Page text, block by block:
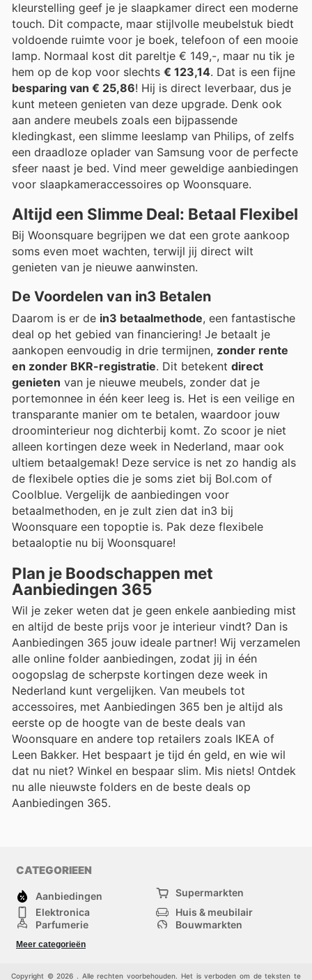
kleurstelling geef je je slaapkamer direct een moderne
touch. Dit compacte, maar stijlvolle meubelstuk biedt
voldoende ruimte voor je boek, telefoon of een mooie
lamp. Normaal kost dit pareltje € 149,-, maar nu tik je
hem op de kop voor slechts € 123,14. Dat is een fijne
besparing van € 25,86! Hij is direct leverbaar, dus je
kunt meteen genieten van deze upgrade. Denk ook
aan andere meubels zoals een bijpassende
kledingkast, een slimme leeslamp van Philips, of zelfs
een draadloze oplader van Samsung voor de perfecte
sfeer naast je bed. Vind meer geweldige aanbiedingen
voor slaapkameraccessoires op Woonsquare.
Altijd een Slimme Deal: Betaal Flexibel
Bij Woonsquare begrijpen we dat een grote aankoop
soms even moet wachten, terwijl jij direct wilt
genieten van je nieuwe aanwinsten.
De Voordelen van in3 Betalen
Daarom is er de in3 betaalmethode, een fantastische
deal op het gebied van financiering! Je betaalt je
aankopen eenvoudig in drie termijnen, zonder rente
en zonder BKR-registratie. Dit betekent direct
genieten van je nieuwe meubels, zonder dat je
portemonnee in één keer leeg is. Het is een veilige en
transparante manier om te betalen, waardoor jouw
droominterieur nog dichterbij komt. Zo scoor je niet
alleen kortingen deze week in Nederland, maar ook
ultiem betaalgemak! Deze service is net zo handig als
de flexibele opties die je soms ziet bij Bol.com of
Coolblue. Vergelijk de aanbiedingen voor
betaalmethoden, en je zult zien dat in3 bij
Woonsquare een topoptie is. Pak deze flexibele
betaaloptie nu bij Woonsquare!
Plan je Boodschappen met
Aanbiedingen 365
Wil je zeker weten dat je geen enkele aanbieding mist
en altijd de beste prijs voor je interieur vindt? Dan is
Aanbiedingen 365 jouw ideale partner! Wij verzamelen
alle online folder aanbiedingen, zodat jij in één
oogopslag de scherpste kortingen deze week in
Nederland kunt vergelijken. Van meubels tot
accessoires, met Aanbiedingen 365 ben je altijd als
eerste op de hoogte van de beste deals van
Woonsquare en andere top retailers zoals IKEA of
Leen Bakker. Het bespaart je tijd én geld, en wie wil
dat nu niet? Winkel en bespaar slim. Mis niets! Ontdek
nu alle nieuwste folders en de beste deals op
Aanbiedingen 365.
CATEGORIEEN
Aanbiedingen
Supermarkten
Elektronica
Huis & meubilair
Parfumerie
Bouwmarkten
Kinderen
Meer categorieën
Copyright © 2026 . Alle rechten voorbehouden. Het is verboden om de teksten te